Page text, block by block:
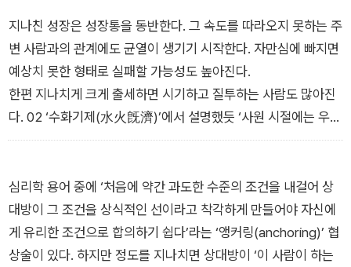
그렇게 하면 거대한 강을 마주하더라도 분명 건널 수 있다.
하지만 만약 사리사욕을 꾀하는 자라면 기회는 없다.
자신이 먼저 마음을 열고 진심으로 속마음을 터놓을 수 있는 상대
방과 손잡는 일이 우선이다.
- 「2부 연결_ 승자는 나를 위해 남을 살핀다」 중에서
지나친 성장은 성장통을 동반한다. 그 속도를 따라오지 못하는 주
변 사람과의 관계에도 균열이 생기기 시작한다. 자만심에 빠지면
예상치 못한 형태로 실패할 가능성도 높아진다.
한편 지나치게 크게 출세하면 시기하고 질투하는 사람도 많아진
다. 02 ‘수화기제(水火旣濟)’에서 설명했듯 ‘사원 시절에는 우수
했지만 무리해서 매니저로 승진한 후에는 직무 성격이 달라져 고
출세하면 진급도 기대할 만하다. 다만 진급은 동기부여나 자랑거
리가 될 만한 좋은 일이지만, 일단 그 자리에 맞는 능력을 갖추어
야 다음 성과도 낼 수 있다. 올바른 인격과 지식을 갖추지 못하면
부하 직원의 반발을 사거나 동료와의 관계가 삐걱대는 등 조직이
심리학 용어 중에 ‘처음에 약간 과도한 수준의 조건을 내걸어 상
대방이 그 조건을 상식적인 선이라고 착각하게 만들어야 자신에
게 유리한 조건으로 합의하기 쉽다’라는 ‘앵커링(anchoring)’ 협
상술이 있다. 하지만 정도를 지나치면 상대방이 ‘이 사람이 하는